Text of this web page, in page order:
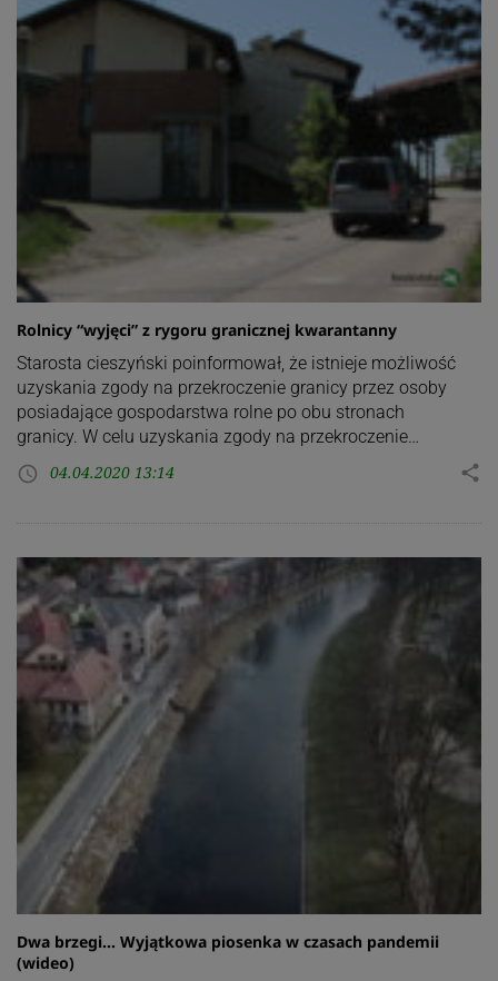
Rolnicy “wyjęci” z rygoru granicznej kwarantanny
Starosta cieszyński poinformował, że istnieje możliwość
uzyskania zgody na przekroczenie granicy przez osoby
posiadające gospodarstwa rolne po obu stronach
granicy. W celu uzyskania zgody na przekroczenie…
access_time 04.04.2020 13:14 share
Dwa brzegi… Wyjątkowa piosenka w czasach pandemii
(wideo)